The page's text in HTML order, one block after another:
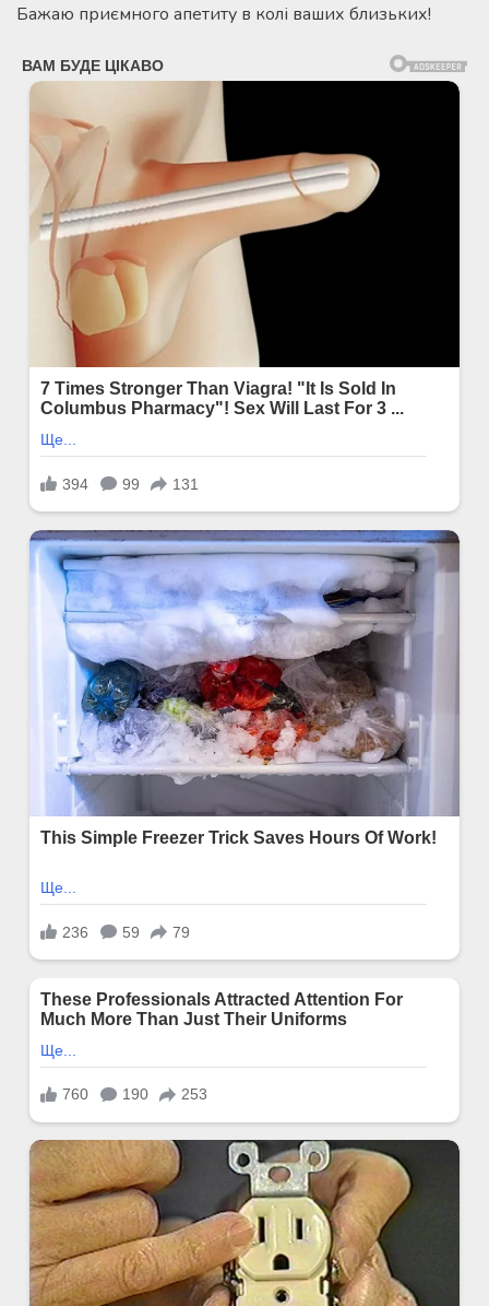
Бажаю приємного апетиту в колі ваших близьких!